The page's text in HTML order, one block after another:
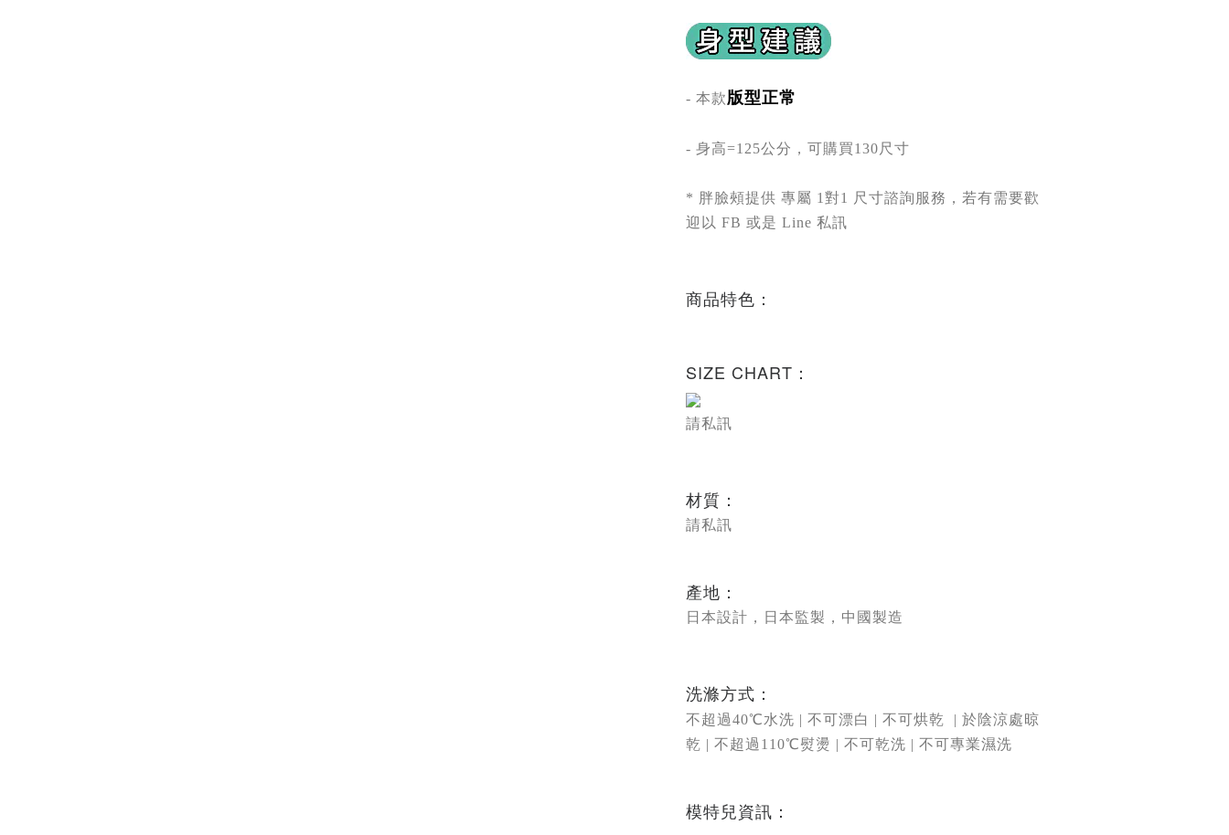
- 本款版型正常
- 身高=125公分，可購買130尺寸
* 胖臉頰提供 專屬 1對1 尺寸諮詢服務，若有需要歡
迎以 FB 或是 Line 私訊
商品特色：
SIZE CHART：
請私訊
材質：
請私訊
產地：
日本設計，日本監製，中國製造
洗滌方式：
不超過40℃水洗 | 不可漂白 | 不可烘乾
| 於陰涼處晾
乾 | 不超過 110℃熨燙 | 不可乾洗 | 不可專業濕洗
模特兒資訊：